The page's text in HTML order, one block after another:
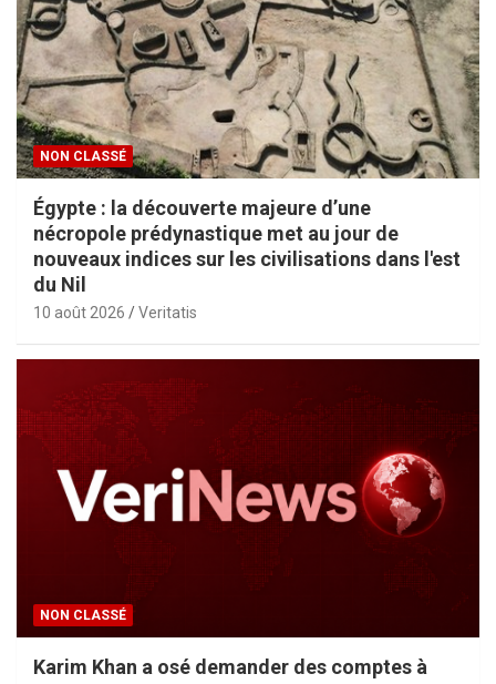
NON CLASSÉ
Égypte : la découverte majeure d’une
nécropole prédynastique met au jour de
nouveaux indices sur les civilisations dans l'est
du Nil
10 août 2026 Veritatis
NON CLASSÉ
Karim Khan a osé demander des comptes à